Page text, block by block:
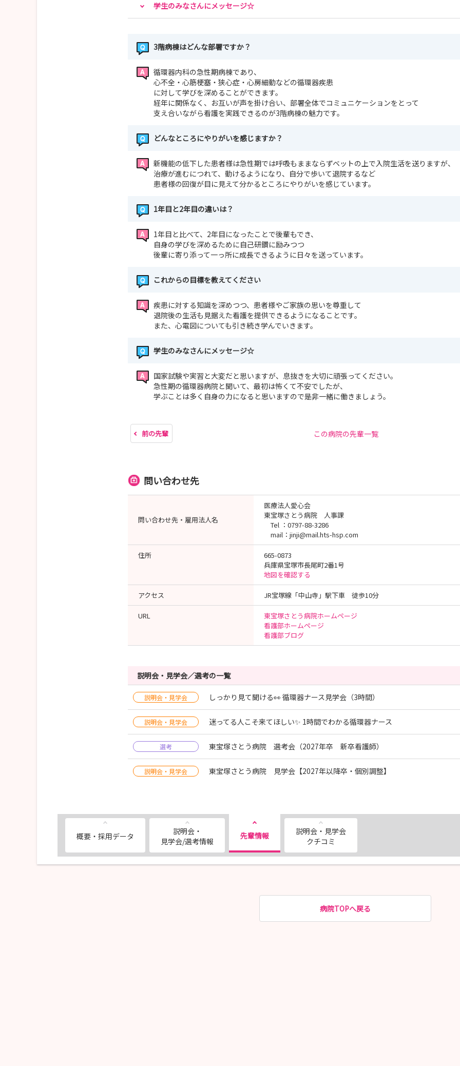
学生のみなさんにメッセージ☆
3階病棟はどんな部署ですか？
循環器内科の急性期病棟であり、
心不全・心筋梗塞・狭心症・心房細動などの循環器疾患
に対して学びを深めることができます。
経年に関係なく、お互いが声を掛け合い、部署全体でコミュニケーションをとって
支え合いながら看護を実践できるのが3階病棟の魅力です。
どんなところにやりがいを感じますか？
新機能の低下した患者様は急性期では呼吸もままならずベットの上で入院生活を送りますが、
治療が進むにつれて、動けるようになり、自分で歩いて退院するなど
患者様の回復が目に見えて分かるところにやりがいを感じています。
1年目と2年目の違いは？
1年目と比べて、2年目になったことで後輩もでき、
自身の学びを深めるために自己研鑽に励みつつ
後輩に寄り添って一っ所に成長できるように日々を送っています。
これからの目標を教えてください
疾患に対する知識を深めつつ、患者様やご家族の思いを尊重して
退院後の生活も見据えた看護を提供できるようになることです。
また、心電図についても引き続き学んでいきます。
学生のみなさんにメッセージ☆
国家試験や実習と大変だと思いますが、息抜きを大切に頑張ってください。
急性期の循環器病院と聞いて、最初は怖くて不安でしたが、
学ぶことは多く自身の力になると思いますので是非一緒に働きましょう。
前の先輩 この病院の先輩一覧
問い合わせ先
問い合わせ先・雇用法人名
医療法人愛心会
東宝塚さとう病院 人事課
Tel ：0797-88-3286
mail：jinji@mail.hts-hsp.com
住所
665-0873
兵庫県宝塚市長尾町2番1号
地図を確認する
アクセス JR宝塚線「中山寺」駅下車 徒歩10分
URL
東宝塚さとう病院ホームページ
看護部ホームページ
看護部ブログ
説明会・見学会／選考の一覧
説明会・見学会 しっかり見て聞ける👀 循環器ナース見学会（3時間）
説明会・見学会 迷ってる人こそ来てほしい✨ 1時間でわかる循環器ナース
選考 東宝塚さとう病院 選考会（2027年卒 新卒看護師）
説明会・見学会 東宝塚さとう病院 見学会【2027年以降卒・個別調整】
概要・採用データ
説明会・
見学会/選考情報
先輩情報
説明会・見学会
クチコミ
病院TOPへ戻る